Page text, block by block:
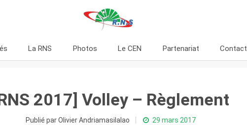
La RNS Photos Le CEN Partenariat Contact
2017] Volley – Règlement
Publié par Olivier Andriamasilalao 29 mars 2017